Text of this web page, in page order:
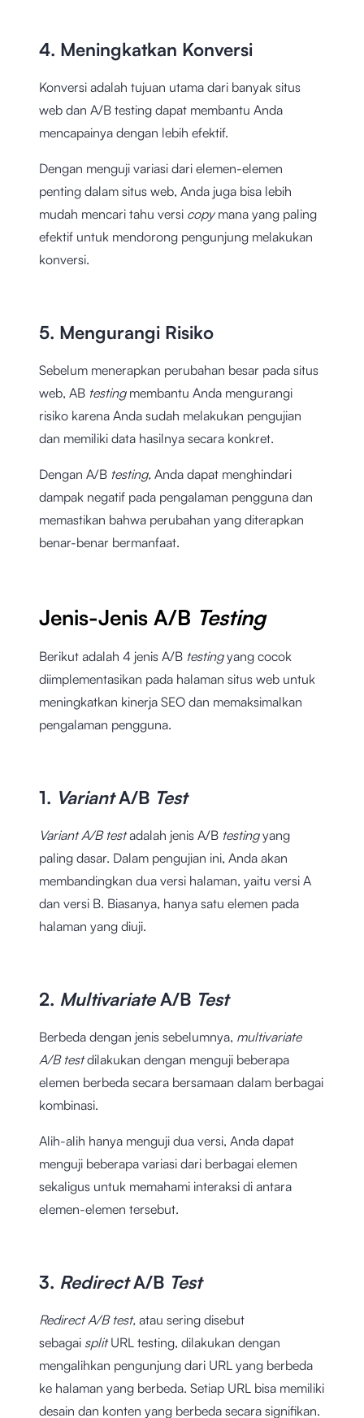
4. Meningkatkan Konversi
Konversi adalah tujuan utama dari banyak situs
web dan A/B testing dapat membantu Anda
mencapainya dengan lebih efektif.
Dengan menguji variasi dari elemen-elemen
penting dalam situs web, Anda juga bisa lebih
mudah mencari tahu versi copy mana yang paling
efektif untuk mendorong pengunjung melakukan
konversi.
5. Mengurangi Risiko
Sebelum menerapkan perubahan besar pada situs
web, AB testing membantu Anda mengurangi
risiko karena Anda sudah melakukan pengujian
dan memiliki data hasilnya secara konkret.
Dengan A/B testing, Anda dapat menghindari
dampak negatif pada pengalaman pengguna dan
memastikan bahwa perubahan yang diterapkan
benar-benar bermanfaat.
Jenis-Jenis A/B Testing
Berikut adalah 4 jenis A/B testingyang cocok
diimplementasikan pada halaman situs web untuk
meningkatkan kinerja SEO dan memaksimalkan
pengalaman pengguna.
1. VariantA/B Test
Variant A/B testadalah jenis A/B testingyang
paling dasar. Dalam pengujian ini, Anda akan
membandingkan dua versi halaman, yaitu versi A
dan versi B. Biasanya, hanya satu elemen pada
halaman yang diuji.
2. MultivariateA/B Test
Berbeda dengan jenis sebelumnya, multivariate
A/B testdilakukan dengan menguji beberapa
elemen berbeda secara bersamaan dalam berbagai
kombinasi.
Alih-alih hanya menguji dua versi, Anda dapat
menguji beberapa variasi dari berbagai elemen
sekaligus untuk memahami interaksi di antara
elemen-elemen tersebut.
3. RedirectA/B Test
Redirect A/B test, atau sering disebut
sebagai splitURL testing, dilakukan dengan
mengalihkan pengunjung dari URL yang berbeda
ke halaman yang berbeda. Setiap URL bisa memiliki
desain dan konten yang berbeda secara signifikan.